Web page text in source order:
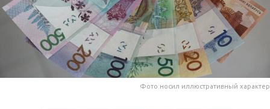
Фото носил иллюстративный характер